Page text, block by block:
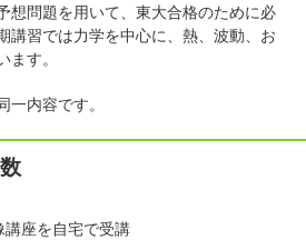
想問題を用いて、東大合格のために必
講習では力学を中心に、熱、波動、お
ます。
一内容です。
座を自宅で受講